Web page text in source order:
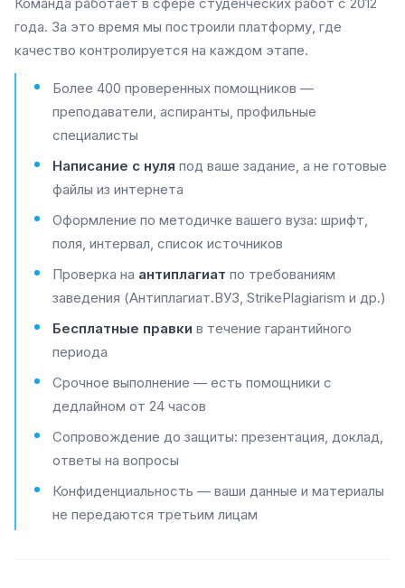
года. За это время мы построили платформу, где
качество контролируется на каждом этапе.
Более 400 проверенных помощников —
преподаватели, аспиранты, профильные
специалисты
Написание с нуля под ваше задание, а не готовые
файлы из интернета
Оформление по методичке вашего вуза: шрифт,
поля, интервал, список источников
Проверка на антиплагиат по требованиям
заведения (Антиплагиат.ВУЗ, StrikePlagiarism и др.)
Бесплатные правки в течение гарантийного
периода
Срочное выполнение — есть помощники с
дедлайном от 24 часов
Сопровождение до защиты: презентация, доклад,
ответы на вопросы
Конфиденциальность — ваши данные и материалы
не передаются третьим лицам